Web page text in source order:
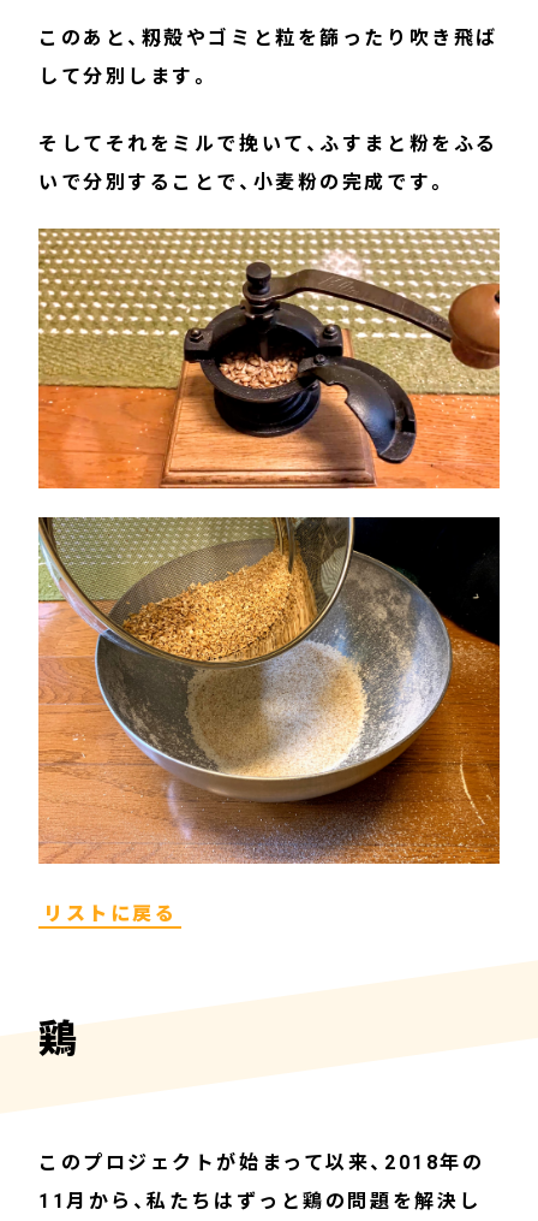
このあと、籾殻やゴミと粒を篩ったり吹き飛ば
して分別します。
そしてそれをミルで挽いて、ふすまと粉をふる
いで分別することで、小麦粉の完成です。
リストに戻る
鶏
このプロジェクトが始まって以来、2018年の
11月から、私たちはずっと鶏の問題を解決し